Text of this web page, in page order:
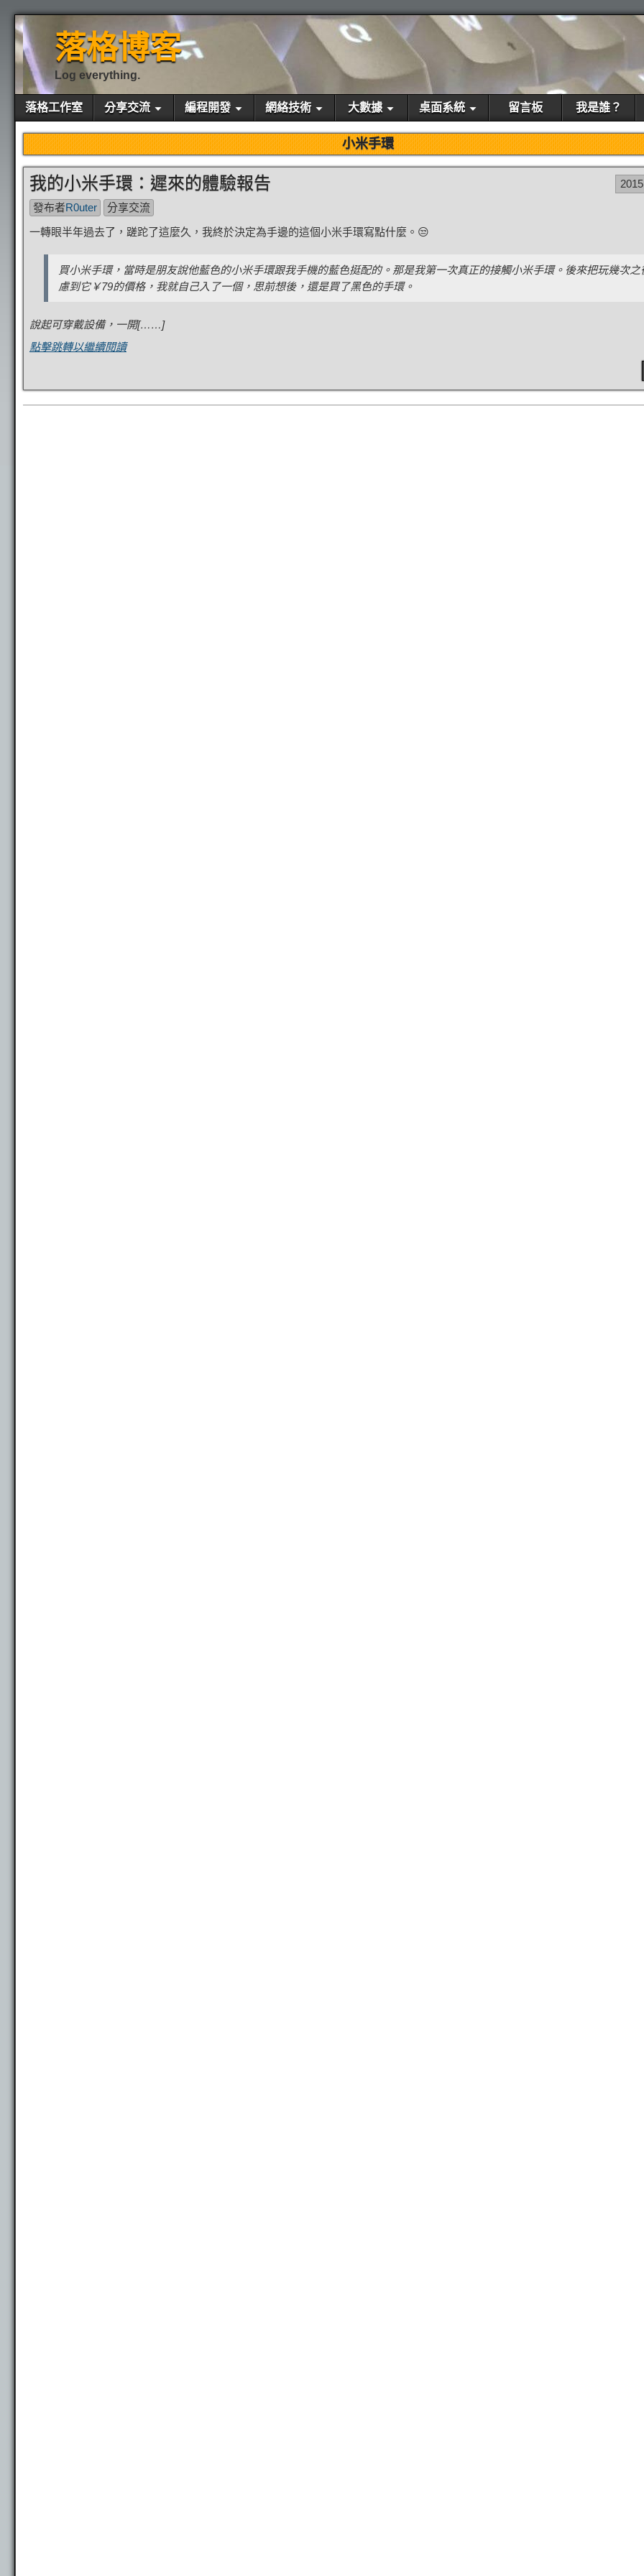
落格博客
Log everything.
落格工作室 分享交流 編程開發 網絡技術 大數據 桌面系統 留言板 我是誰？
小米手環
我的小米手環：遲來的體驗報告
發布者R0uter
分享交流
一轉眼半年過去了，蹉跎了這麼久，我終於決定為手邊的這個小米手環寫點什麼。😒
買小米手環，當時是朋友說他藍色的小米手環跟我手機的藍色挺配的。那是我第一次真正的接觸小米手環。後來把玩幾次之
慮到它￥79的價格，我就自己入了一個，思前想後，還是買了黑色的手環。
說起可穿戴設備，一開[……]
點擊跳轉以繼續閱讀